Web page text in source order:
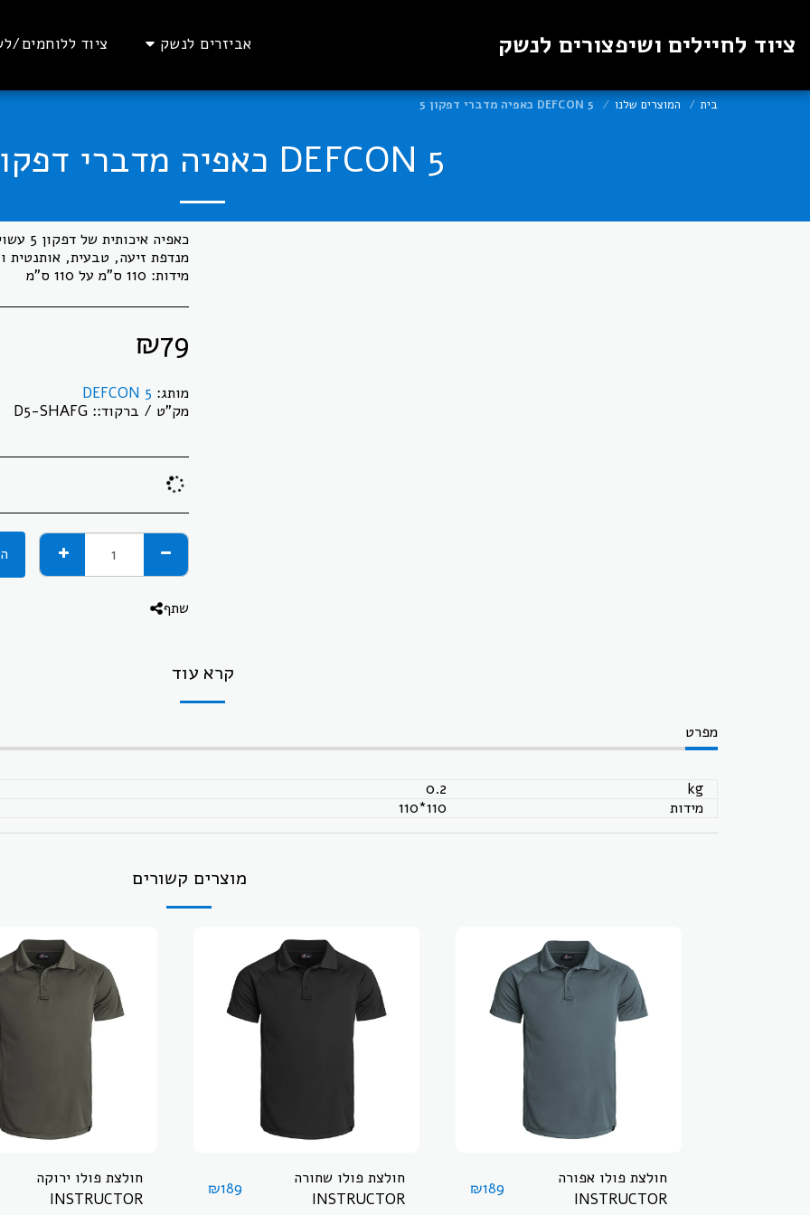
ציוד לחיילים ושיפצורים לנשק אביזרים לנשק ציוד ללוחמים/
בית המוצרים שלנו DEFCON 5 כאפיה מדברי דפקון 5
DEFCON 5 כאפיה מדברי דפקון 5
מידות: 110 ס"מ על 110 ס"מ
₪79
מותג: DEFCON 5
מק"ט / ברקוד:: D5-SHAFG
שתף
קרא עוד
מפרט
kg
0.2
מידות
110*110
מוצרים קשורים
חולצת פולו אפורה
INSTRUCTOR
₪189
חולצת פולו שחורה
INSTRUCTOR
₪189
חולצת פולו ירוקה
INSTRUCTOR